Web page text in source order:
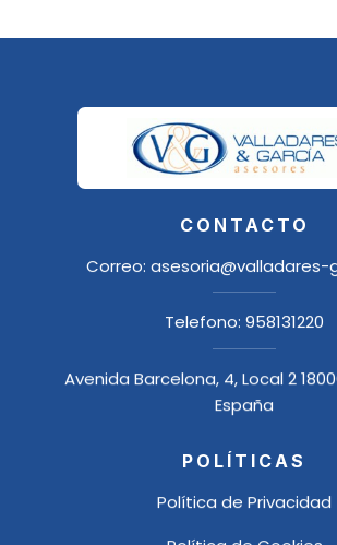
CONTACTO
Correo: asesoria@valladares-
Telefono: 958131220
Avenida Barcelona, 4, Local 2
España
POLÍTICAS
Política de Privacidad